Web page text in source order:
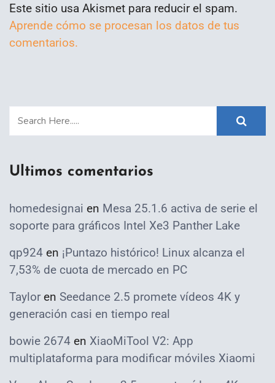
Este sitio usa Akismet para reducir el spam.
Aprende cómo se procesan los datos de tus
comentarios.
Ultimos comentarios
homedesignai en Mesa 25.1.6 activa de serie el
soporte para gráficos Intel Xe3 Panther Lake
qp924 en ¡Puntazo histórico! Linux alcanza el
7,53% de cuota de mercado en PC
Taylor en Seedance 2.5 promete vídeos 4K y
generación casi en tiempo real
bowie 2674 en XiaoMiTool V2: App
multiplataforma para modificar móviles Xiaomi